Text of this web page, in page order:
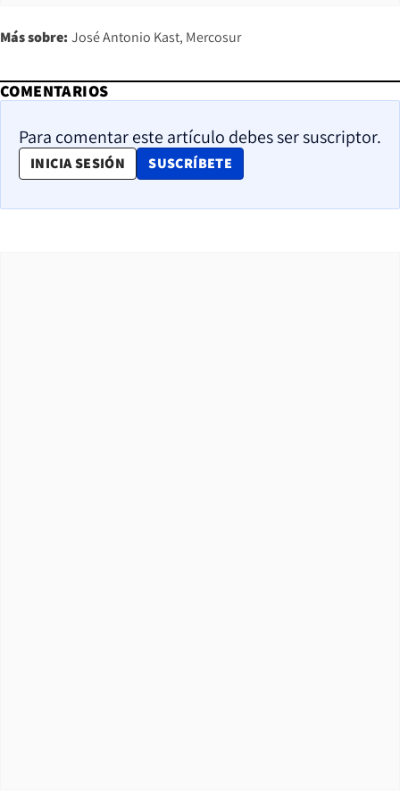
Más sobre: José Antonio Kast Mercosur
COMENTARIOS
Para comentar este artículo debes ser suscriptor.
INICIA SESIÓN SUSCRÍBETE
OPENS IN NEW WINDOW